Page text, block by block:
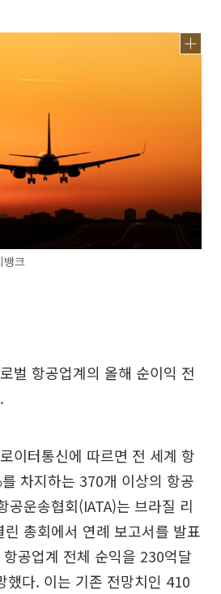
크
벌 항공업계의 올해 순이익 전
이터통신에 따르면 전 세계 항
차지하는 370개 이상의 항공
공운송협회(IATA)는 브라질 리
총회에서 연례 보고서를 발표
공업계 전체 순익을 230억달
했다. 이는 기존 전망치인 410